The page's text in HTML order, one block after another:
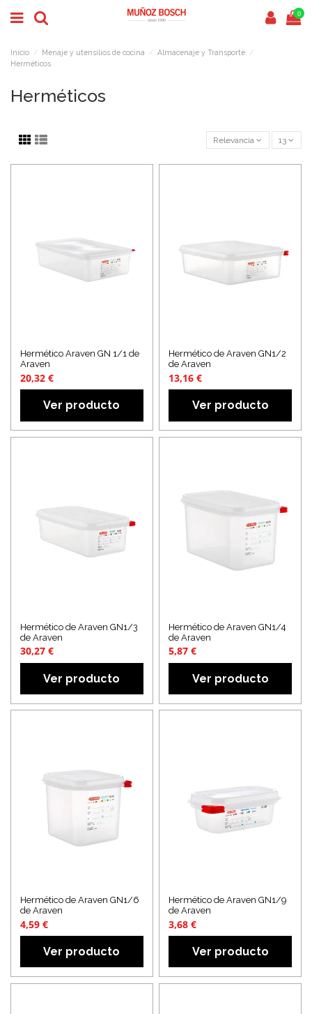
0
Inicio Menaje y utensilios de cocina
Almacenaje y Transporte
Herméticos
Herméticos
Relevancia 13
Hermético Araven GN 1/1 de
Araven
20,32 €
Ver producto
Hermético de Araven GN1/2
de Araven
13,16 €
Ver producto
Hermético de Araven GN1/3
de Araven
30,27 €
Ver producto
Hermético de Araven GN1/4
de Araven
5,87 €
Ver producto
Hermético de Araven GN1/6
de Araven
4,59 €
Ver producto
Hermético de Araven GN1/9
de Araven
3,68 €
Ver producto